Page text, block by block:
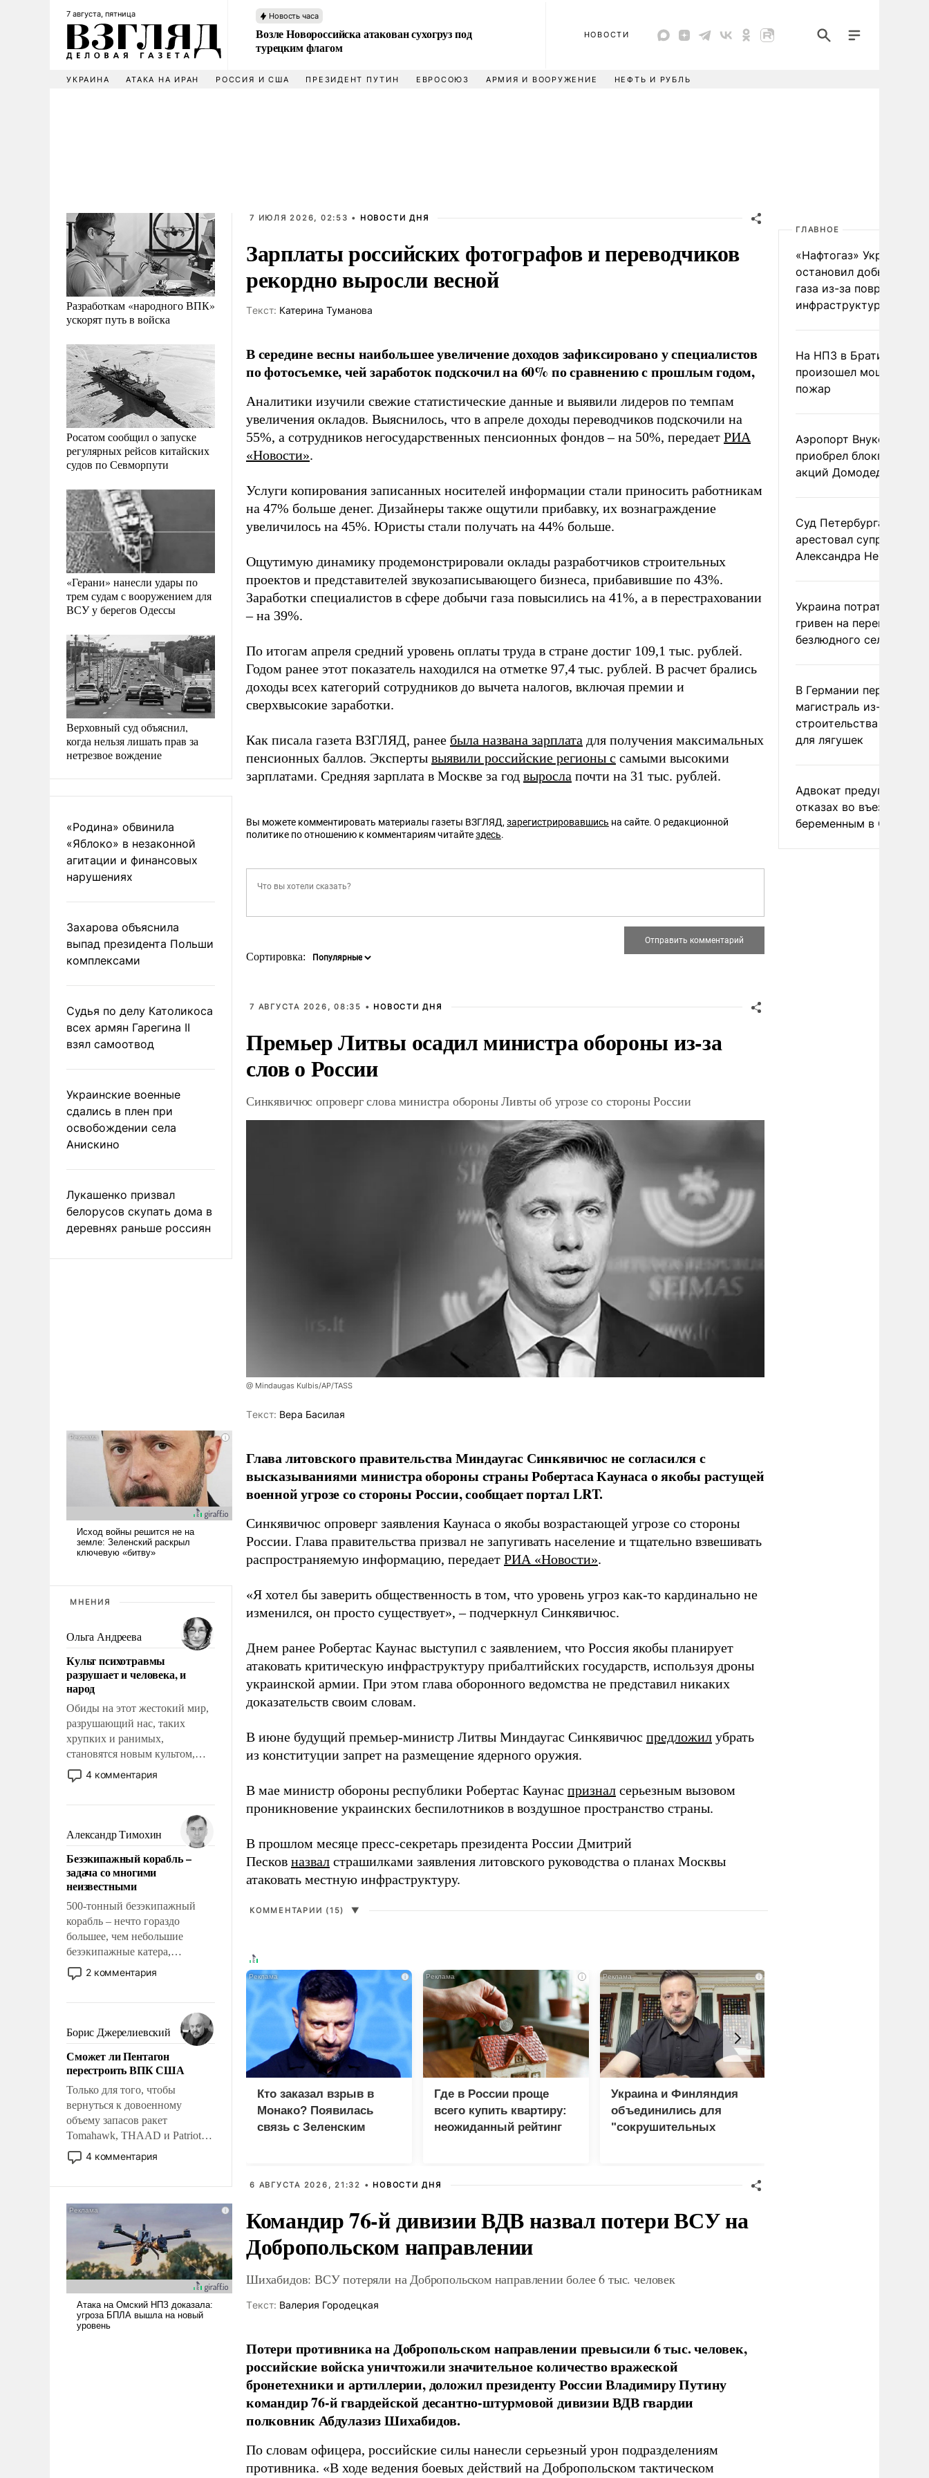
7 августа, пятница Новость часа
Возле Новороссийска атакован сухогруз под
турецким флагом
НОВОСТИ
УКРАИНА АТАКА НА ИРАН РОССИЯ И США ПРЕЗИДЕНТ ПУТИН ЕВРОСОЮЗ АРМИЯ И ВООРУЖЕНИЕ НЕФТЬ И РУБЛЬ
Разработкам «народного ВПК»
ускорят путь в войска
Росатом сообщил о запуске
регулярных рейсов китайских
судов по Севморпути
«Герани» нанесли удары по
трем судам с вооружением для
ВСУ у берегов Одессы
Верховный суд объяснил,
когда нельзя лишать прав за
нетрезвое вождение
«Родина» обвинила
«Яблоко» в незаконной
агитации и финансовых
нарушениях
Захарова объяснила
выпад президента Польши
комплексами
Судья по делу Католикоса
всех армян Гарегина II
взял самоотвод
Украинские военные
сдались в плен при
освобождении села
Анискино
Лукашенко призвал
белорусов скупать дома в
деревнях раньше россиян
МНЕНИЯ
Ольга Андреева
Культ психотравмы
разрушает и человека, и
народ
Обиды на этот жестокий мир,
разрушающий нас, таких
хрупких и ранимых,
становятся новым культом,
постепенно вытесняя и
отменяя традиционное
мужественным и твердым под
ударами судьбы, брать на себя
ответственность, помогать
слабым, идти вперед и
адаптироваться.
4 комментария
Александр Тимохин
Безэкипажный корабль –
задача со многими
неизвестными
500-тонный безэкипажный
корабль – нечто гораздо
большее, чем небольшие
безэкипажные катера,
применение которых уже
стало обыденностью. Задача по
сложна и амбициозна. Однако
и ее реализация радикально
поднимет наши боевые
возможности.
2 комментария
Борис Джерелиевский
Сможет ли Пентагон
перестроить ВПК США
Только для того, чтобы
вернуться к довоенному
объему запасов ракет
Tomahawk, THAAD и Patriot
США потребуется более трех
лет. Даже небольшая война с
Сложившаяся ситуация
означает многолетний период
уязвимости США, например,
перед Китаем.
4 комментария
7 ИЮЛЯ 2026, 02:53 • НОВОСТИ ДНЯ
Зарплаты российских фотографов и переводчиков
рекордно выросли весной
Tекст: Катерина Туманова
В середине весны наибольшее увеличение доходов зафиксировано у специалистов
по фотосъемке, чей заработок подскочил на 60% по сравнению с прошлым годом,
Аналитики изучили свежие статистические данные и выявили лидеров по темпам
увеличения окладов. Выяснилось, что в апреле доходы переводчиков подскочили на
55%, а сотрудников негосударственных пенсионных фондов – на 50%, передает РИА
«Новости».
Услуги копирования записанных носителей информации стали приносить работникам
на 47% больше денег. Дизайнеры также ощутили прибавку, их вознаграждение
увеличилось на 45%. Юристы стали получать на 44% больше.
Ощутимую динамику продемонстрировали оклады разработчиков строительных
проектов и представителей звукозаписывающего бизнеса, прибавившие по 43%.
Заработки специалистов в сфере добычи газа повысились на 41%, а в перестраховании
– на 39%.
По итогам апреля средний уровень оплаты труда в стране достиг 109,1 тыс. рублей.
Годом ранее этот показатель находился на отметке 97,4 тыс. рублей. В расчет брались
доходы всех категорий сотрудников до вычета налогов, включая премии и
сверхвысокие заработки.
Как писала газета ВЗГЛЯД, ранее была названа зарплата для получения максимальных
пенсионных баллов. Эксперты выявили российские регионы с самыми высокими
зарплатами. Средняя зарплата в Москве за год выросла почти на 31 тыс. рублей.
Вы можете комментировать материалы газеты ВЗГЛЯД, зарегистрировавшись на сайте. О редакционной
политике по отношению к комментариям читайтездесь.
Сортировка:
7 АВГУСТА 2026, 08:35 • НОВОСТИ ДНЯ
Премьер Литвы осадил министра обороны из-за
слов о России
Синкявичюс опроверг слова министра обороны Ливты об угрозе со стороны России
@ Mindaugas Kulbis/AP/TASS
Tекст: Вера Басилая
Глава литовского правительства Миндаугас Синкявичюс не согласился с
высказываниями министра обороны страны Робертаса Каунаса о якобы растущей
военной угрозе со стороны России, сообщает портал LRT.
Синкявичюс опроверг заявления Каунаса о якобы возрастающей угрозе со стороны
России. Глава правительства призвал не запугивать население и тщательно взвешивать
распространяемую информацию, передает РИА «Новости».
«Я хотел бы заверить общественность в том, что уровень угроз как-то кардинально не
изменился, он просто существует», – подчеркнул Синкявичюс.
Днем ранее Робертас Каунас выступил с заявлением, что Россия якобы планирует
атаковать критическую инфраструктуру прибалтийских государств, используя дроны
украинской армии. При этом глава оборонного ведомства не представил никаких
доказательств своим словам.
В июне будущий премьер-министр Литвы Миндаугас Синкявичюс предложил убрать
из конституции запрет на размещение ядерного оружия.
В мае министр обороны республики Робертас Каунас признал серьезным вызовом
проникновение украинских беспилотников в воздушное пространство страны.
В прошлом месяце пресс-секретарь президента России Дмитрий
Песков назвал страшилками заявления литовского руководства о планах Москвы
атаковать местную инфраструктуру.
КОММЕНТАРИИ (15) ▼
i
Кто заказал взрыв в
Монако? Появилась
связь с Зеленским
i
Где в России проще
всего купить квартиру:
неожиданный рейтинг
i
Украина и Финляндия
объединились для
"сокрушительных
6 АВГУСТА 2026, 21:32 • НОВОСТИ ДНЯ
Командир 76-й дивизии ВДВ назвал потери ВСУ на
Добропольском направлении
Шихабидов: ВСУ потеряли на Добропольском направлении более 6 тыс. человек
Tекст: Валерия Городецкая
Потери противника на Добропольском направлении превысили 6 тыс. человек,
российские войска уничтожили значительное количество вражеской
бронетехники и артиллерии, доложил президенту России Владимиру Путину
командир 76-й гвардейской десантно-штурмовой дивизии ВДВ гвардии
полковник Абдулазиз Шихабидов.
По словам офицера, российские силы нанесли серьезный урон подразделениям
противника. «В ходе ведения боевых действий на Добропольском тактическом
ГЛАВНОЕ
«Нафтогаз» Украины
остановил добычу
газа из-за повреждения
инфраструктуры
На НПЗ в Братиславе
произошел мощный
пожар
Аэропорт Внуково
приобрел блокпакет
акций Домодедово
Суд Петербурга заочно
арестовал супругу
Александра Невзорова
Украина потратила 1
гривен на
безлюдного села
В Германии перекрыли
магистраль из-за
строительства
для лягушек
Адвокат предупредил
отказах во въезде
беременным в США